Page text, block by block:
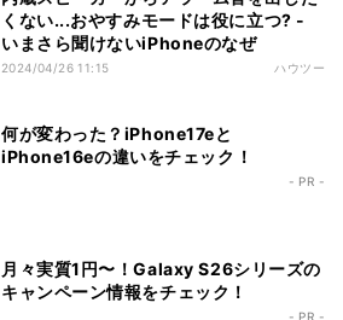
くない...おやすみモードは役に立つ? -
いまさら聞けないiPhoneのなぜ
2024/04/26 11:15 ハウツー
何が変わった？iPhone17eと
iPhone16eの違いをチェック！
- PR -
月々実質1円〜！Galaxy S26シリーズの
キャンペーン情報をチェック！
- PR -